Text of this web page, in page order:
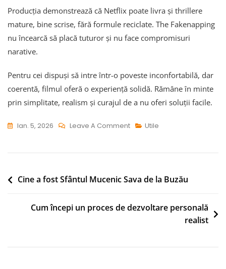
Producția demonstrează că Netflix poate livra și thrillere
mature, bine scrise, fără formule reciclate. The Fakenapping
nu încearcă să placă tuturor și nu face compromisuri
narative.
Pentru cei dispuși să intre într-o poveste inconfortabilă, dar
coerentă, filmul oferă o experiență solidă. Rămâne în minte
prin simplitate, realism și curajul de a nu oferi soluții facile.
Ian. 5, 2026 Leave A CommentOn
The
De
Netflix:
Utile
Navigare
articole
Cine a fost Sfântul Mucenic Sava de la Buzău
Cum începi un proces de dezvoltare personală
realist